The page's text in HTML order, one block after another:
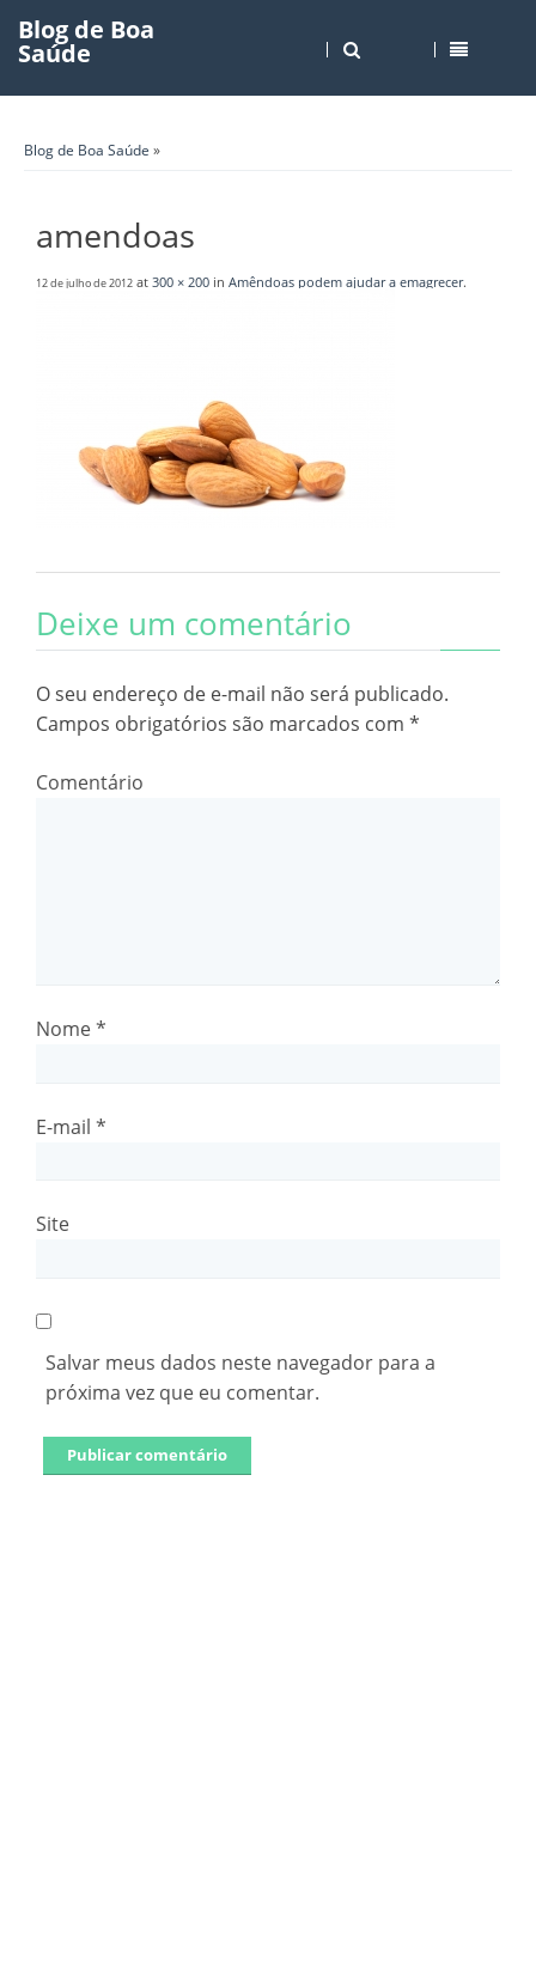
Blog de Boa
Saúde
Blog de Boa Saúde »
amendoas
12 de julho de 2012 at 300 × 200 in Amêndoas podem ajudar a emagrecer.
Deixe um comentário
O seu endereço de e-mail não será publicado.
Campos obrigatórios são marcados com *
Comentário
Nome*
E-mail *
Site
Salvar meus dados neste navegador para a
próxima vez que eu comentar.